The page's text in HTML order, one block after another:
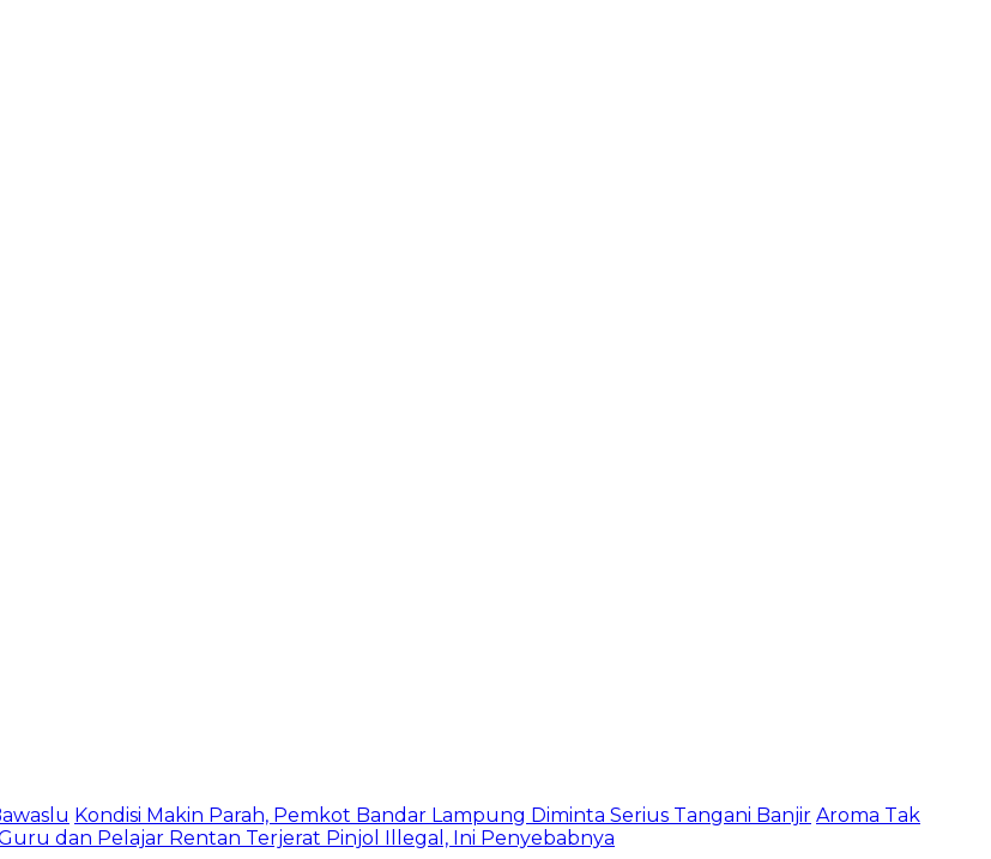
Kondisi Makin Parah, Pemkot Bandar Lampung Diminta Serius Tangani Banjir Aroma Tak
dan Pelajar Rentan Terjerat Pinjol Illegal, Ini Penyebabnya